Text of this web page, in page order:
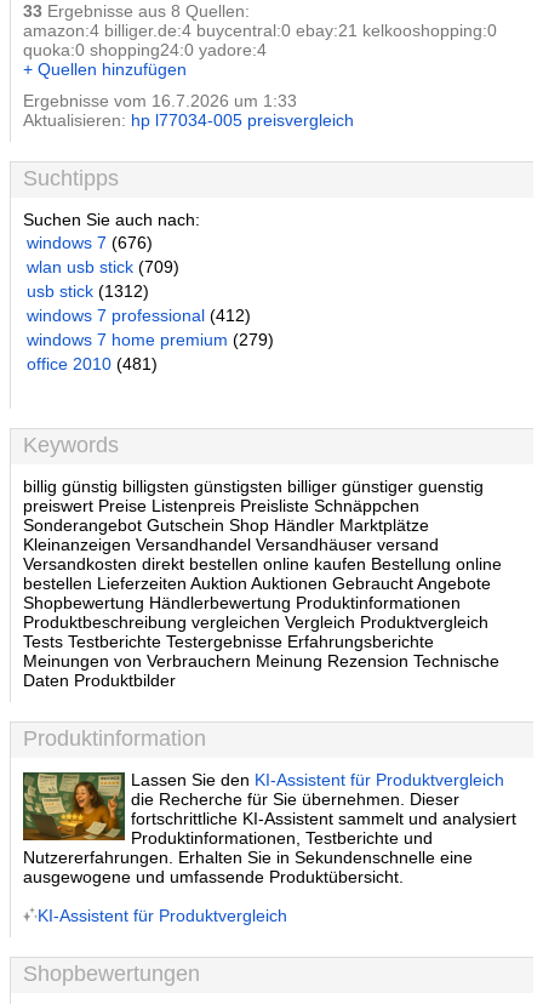
33 Ergebnisse aus 8 Quellen:
amazon:4 billiger.de:4 buycentral:0 ebay:21 kelkooshopping:0
quoka:0 shopping24:0 yadore:4
+ Quellen hinzufügen
Ergebnisse vom 16.7.2026 um 1:33
Aktualisieren: hp l77034-005 preisvergleich
Suchtipps
Suchen Sie auch nach:
windows 7 (676)
wlan usb stick (709)
usb stick (1312)
windows 7 professional (412)
windows 7 home premium (279)
office 2010 (481)
Keywords
billig günstig billigsten günstigsten billiger günstiger guenstig
preiswert Preise Listenpreis Preisliste Schnäppchen
Sonderangebot Gutschein Shop Händler Marktplätze
Kleinanzeigen Versandhandel Versandhäuser versand
Versandkosten direkt bestellen online kaufen Bestellung online
bestellen Lieferzeiten Auktion Auktionen Gebraucht Angebote
Shopbewertung Händlerbewertung Produktinformationen
Produktbeschreibung vergleichen Vergleich Produktvergleich
Tests Testberichte Testergebnisse Erfahrungsberichte
Meinungen von Verbrauchern Meinung Rezension Technische
Daten Produktbilder
Produktinformation
Lassen Sie den KI-Assistent für Produktvergleich
die Recherche für Sie übernehmen. Dieser
fortschrittliche KI-Assistent sammelt und analysiert
Produktinformationen, Testberichte und
Nutzererfahrungen. Erhalten Sie in Sekundenschnelle eine
ausgewogene und umfassende Produktübersicht.
KI-Assistent für Produktvergleich
Shopbewertungen